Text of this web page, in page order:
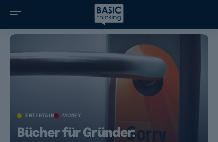
ENTERTAIN MONEY
Bücher für Gründer: